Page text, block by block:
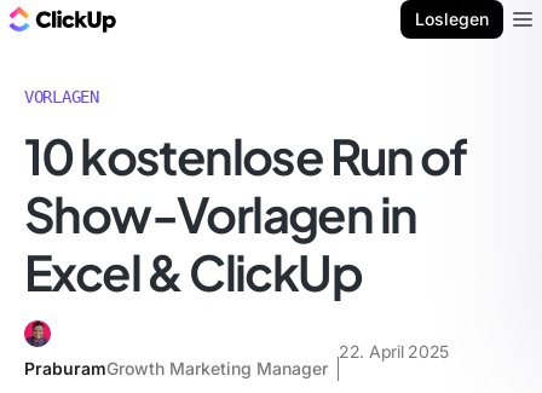
Loslegen
VORLAGEN
10 kostenlose Run of
Show-Vorlagen in
Excel & ClickUp
PraburamGrowth Marketing Manager
22. April 2025